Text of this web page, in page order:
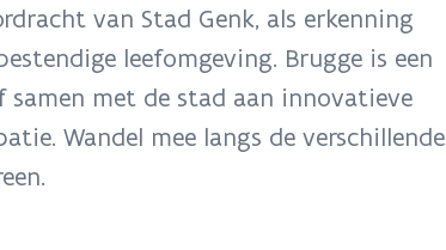
van Stad Genk, als erkenning
leefomgeving. Brugge is een
met de stad aan innovatieve
Wandel mee langs de verschillende